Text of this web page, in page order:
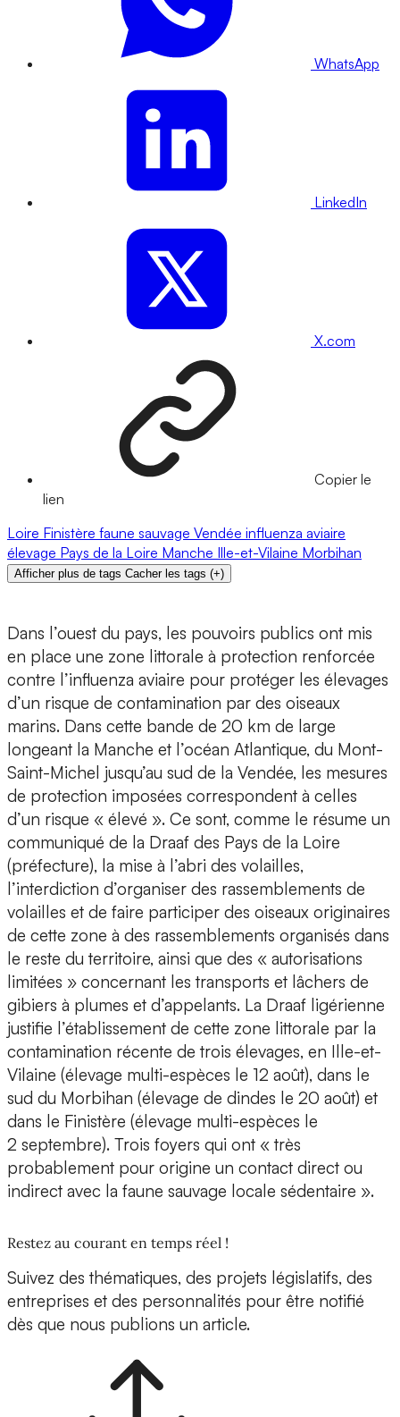
WhatsApp
LinkedIn
X.com
Copier le
lien
Loire Finistère faune sauvage Vendée influenza aviaire
élevage Pays de la Loire Manche Ille-et-Vilaine Morbihan
Afficher plus de tags Cacher les tags (+)
Dans l’ouest du pays, les pouvoirs publics ont mis
en place une zone littorale à protection renforcée
contre l’influenza aviaire pour protéger les élevages
d’un risque de contamination par des oiseaux
marins. Dans cette bande de 20 km de large
longeant la Manche et l’océan Atlantique, du Mont-
Saint-Michel jusqu’au sud de la Vendée, les mesures
de protection imposées correspondent à celles
d’un risque « élevé ». Ce sont, comme le résume un
communiqué de la Draaf des Pays de la Loire
(préfecture), la mise à l’abri des volailles,
l’interdiction d’organiser des rassemblements de
volailles et de faire participer des oiseaux originaires
de cette zone à des rassemblements organisés dans
le reste du territoire, ainsi que des « autorisations
limitées » concernant les transports et lâchers de
gibiers à plumes et d’appelants. La Draaf ligérienne
justifie l’établissement de cette zone littorale par la
contamination récente de trois élevages, en Ille-et-
Vilaine (élevage multi-espèces le 12 août), dans le
sud du Morbihan (élevage de dindes le 20 août) et
dans le Finistère (élevage multi-espèces le
2 septembre). Trois foyers qui ont « très
probablement pour origine un contact direct ou
indirect avec la faune sauvage locale sédentaire ».
Restez au courant en temps réel !
Suivez des thématiques, des projets législatifs, des
entreprises et des personnalités pour être notifié
dès que nous publions un article.